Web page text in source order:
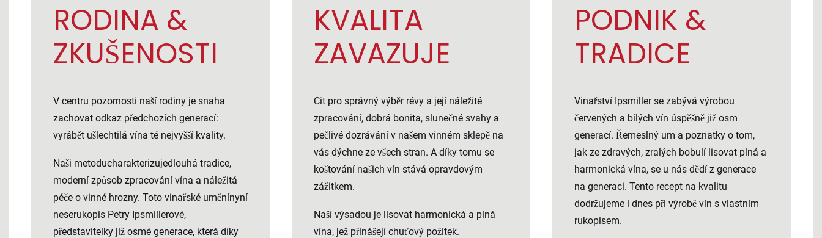
RODINA &
ZKUŠENOSTI
V centru pozornosti naší rodiny je snaha
zachovat odkaz předchozích generací:
vyrábět ušlechtilá vína té nejvyšší kvality.
Naši metoducharakterizujedlouhá tradice,
moderní způsob zpracování vína a náležitá
péče o vinné hrozny. Toto vinařské uměnínyní
neserukopis Petry Ipsmillerové,
představitelky již osmé generace, která díky
KVALITA
ZAVAZUJE
Cit pro správný výběr révy a její náležité
zpracování, dobrá bonita, slunečné svahy a
pečlivé dozrávání v našem vinném sklepě na
vás dýchne ze všech stran. A díky tomu se
koštování našich vín stává opravdovým
zážitkem.
Naší výsadou je lisovat harmonická a plná
vína, jež přinášejí chuťový požitek.
PODNIK &
TRADICE
Vinařství Ipsmiller se zabývá výrobou
červených a bílých vín úspěšně již osm
generací. Řemeslný um a poznatky o tom,
jak ze zdravých, zralých bobulí lisovat plná a
harmonická vína, se u nás dědí z generace
na generaci. Tento recept na kvalitu
dodržujeme i dnes při výrobě vín s vlastním
rukopisem.